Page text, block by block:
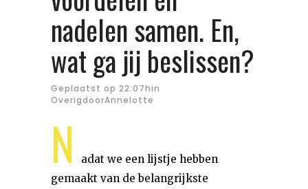
nadelen samen. En,
wat ga jij beslissen?
Geplaatst op 22:07hin
OverigdoorAnnelotte
N
adat we een lijstje hebben
gemaakt van de belangrijkste